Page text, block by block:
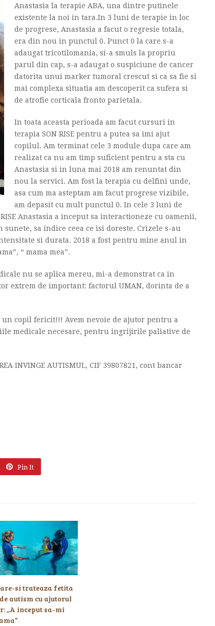
Anastasia la terapie ABA, una dintre putinele
existente la noi in tara.In 3 luni de terapie in loc
de progrese, Anastasia a facut o regresie totala,
era din nou in punctul 0. Punct 0 la care s-a
adaugat tricotilomanía, si-a smuls la propriu
parul din cap, s-a adaugat o suspiciune de cancer
datorita unui marker tumoral crescut si ca sa fie si
mai complexa situatia am descoperit ca sufera si
de atrofie corticala fronto parietala.
In toata aceasta perioada am facut cursuri in
terapia SON RISE pentru a putea sa imi ajut
copilul. Am terminat cele 3 module dupa care am
realizat ca nu am timp suficient pentru a sta cu
Anastasia si in luna mai 2018 am renuntat din
nou la servici. Am fost la terapia cu delfini unde,
asa cum ma asteptam am facut progrese vizibile,
am depasit cu mult punctul 0. In cele 3 luni de
Anastasia a inceput sa interactioneze cu oamenii,
sa índice ceea ce isi doreste. Crizele s-au
si durata. 2018 a fost pentru mine anul in
“ mama mea”.
nu se aplica mereu, mi-a demonstrat ca in
extrem de important: factorul UMAN, dorinta de a
un copil fericit!!! Avem nevoie de ajutor pentru a
medicale necesare, pentru ingrijirile paliative de
INVINGE AUTISMUL, CIF 39807821, cont bancar
Pin It
si trateaza fetita
autism cu ajutorul
,,A inceput sa-mi